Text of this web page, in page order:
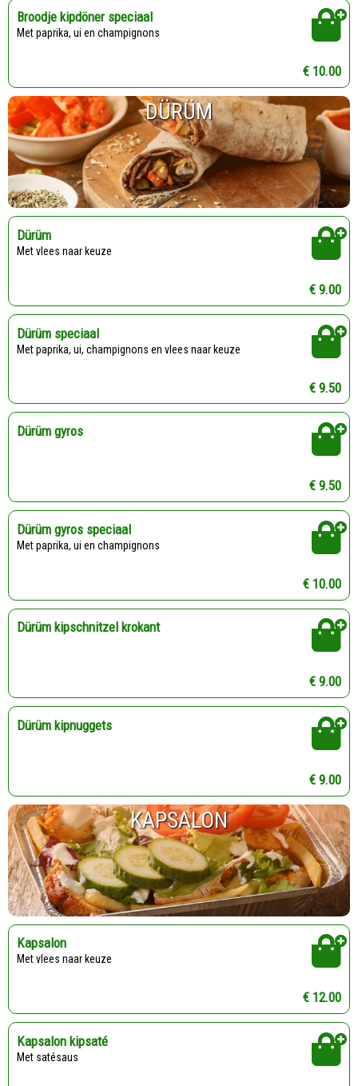
Broodje kipdöner speciaal
Met paprika, ui en champignons
€ 10.00
DÜRÜM
Dürüm
Met vlees naar keuze
€ 9.00
Dürüm speciaal
Met paprika, ui, champignons en vlees naar keuze
€ 9.50
Dürüm gyros
€ 9.50
Dürüm gyros speciaal
Met paprika, ui en champignons
€ 10.00
Dürüm kipschnitzel krokant
€ 9.00
Dürüm kipnuggets
€ 9.00
KAPSALON
Kapsalon
Met vlees naar keuze
€ 12.00
Kapsalon kipsaté
Met satésaus